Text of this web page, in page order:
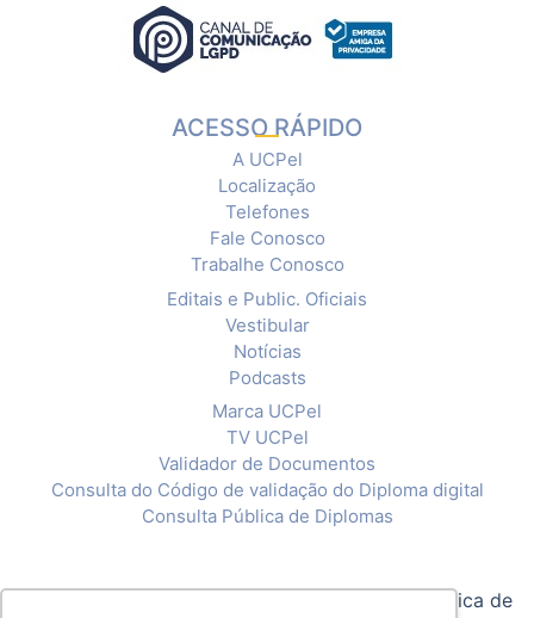
ACESSO RÁPIDO
A UCPel
Localização
Telefones
Fale Conosco
Trabalhe Conosco
Editais e Public. Oficiais
Vestibular
Notícias
Podcasts
Marca UCPel
TV UCPel
Validador de Documentos
Consulta do Código de validação do Diploma digital
Consulta Pública de Diplomas
Política de